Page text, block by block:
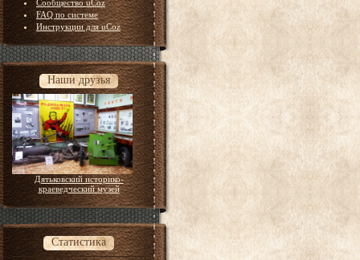
Сообщество uCoz
FAQ по системе
Инструкции для uCoz
Наши друзья
Дятьковский историко-
краеведческий музей
Статистика